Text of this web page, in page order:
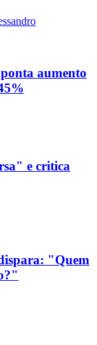
aumento
e critica
"Quem